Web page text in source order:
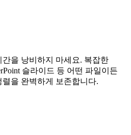
을 낭비하지 마세요. 복잡한
슬라이드 등 어떤 파일이든
을 완벽하게 보존합니다.